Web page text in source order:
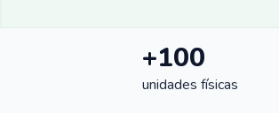
+100
unidades físicas